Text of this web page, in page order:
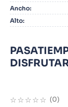
Ancho:
Alto:
☆☆☆☆☆ (0)
6. Iliada
7. Stephen King
9. Warhammer